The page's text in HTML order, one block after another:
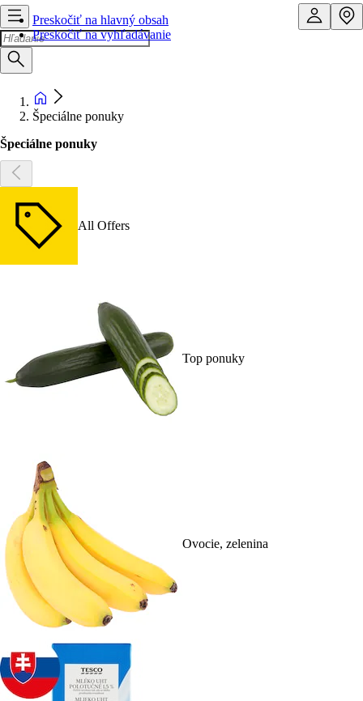
Preskočiť na hlavný obsah
Preskočiť na vyhľadávanie
Špeciálne ponuky
Špeciálne ponuky
All Offers
Top ponuky
Ovocie, zelenina